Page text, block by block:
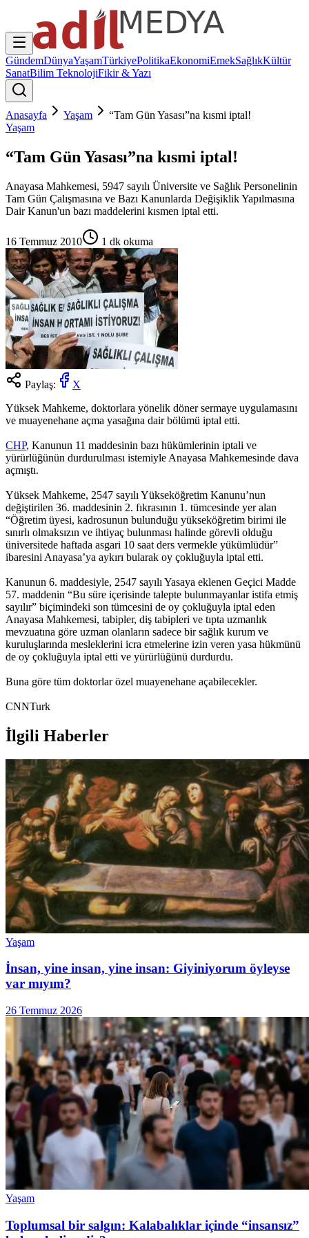
GündemDünyaYaşamTürkiyePolitikaEkonomiEmekSağlıkKültür
SanatBilim TeknolojiFikir & Yazı
Anasayfa Yaşam
“Tam Gün Yasası”na kısmi iptal!
Yaşam
“Tam Gün Yasası”na kısmi iptal!
Anayasa Mahkemesi, 5947 sayılı Üniversite ve Sağlık Personelinin
Tam Gün Çalışmasına ve Bazı Kanunlarda Değişiklik Yapılmasına
Dair Kanun'un bazı maddelerini kısmen iptal etti.
16 Temmuz 2010 1 dk okuma
Paylaş:
X
Yüksek Mahkeme, doktorlara yönelik döner sermaye uygulamasını
ve muayenehane açma yasağına dair bölümü iptal etti.
CHP, Kanunun 11 maddesinin bazı hükümlerinin iptali ve
yürürlüğünün durdurulması istemiyle Anayasa Mahkemesinde dava
açmıştı.
Yüksek Mahkeme, 2547 sayılı Yükseköğretim Kanunu’nun
değiştirilen 36. maddesinin 2. fıkrasının 1. tümcesinde yer alan
“Öğretim üyesi, kadrosunun bulunduğu yükseköğretim birimi ile
sınırlı olmaksızın ve ihtiyaç bulunması halinde görevli olduğu
üniversitede haftada asgari 10 saat ders vermekle yükümlüdür”
ibaresini Anayasa’ya aykırı bularak oy çokluğuyla iptal etti.
Kanunun 6. maddesiyle, 2547 sayılı Yasaya eklenen Geçici Madde
57. maddenin “Bu süre içerisinde talepte bulunmayanlar istifa etmiş
sayılır” biçimindeki son tümcesini de oy çokluğuyla iptal eden
Anayasa Mahkemesi, tabipler, diş tabipleri ve tıpta uzmanlık
mevzuatına göre uzman olanların sadece bir sağlık kurum ve
kuruluşlarında mesleklerini icra etmelerine izin veren yasa hükmünü
de oy çokluğuyla iptal etti ve yürürlüğünü durdurdu.
Buna göre tüm doktorlar özel muayenehane açabilecekler.
CNNTurk
İlgili Haberler
Yaşam
İnsan, yine insan, yine insan: Giyiniyorum öyleyse
var mıyım?
26 Temmuz 2026
Yaşam
Toplumsal bir salgın: Kalabalıklar içinde “insansız”